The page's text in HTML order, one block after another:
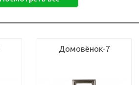
Домовёнок-7